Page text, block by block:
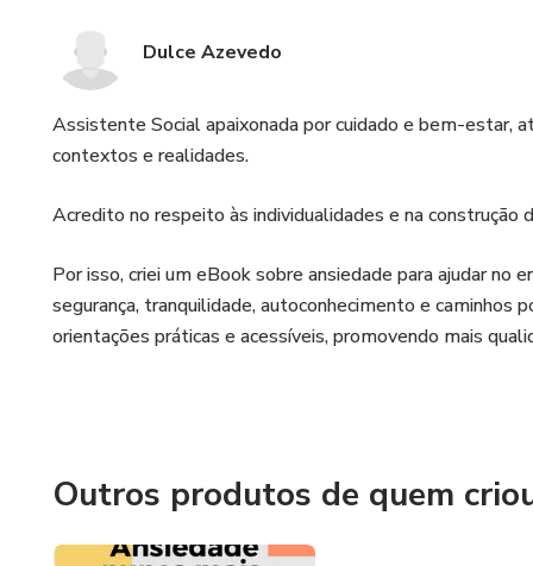
Dulce Azevedo
Assistente Social apaixonada por cuidado e bem-estar,
contextos e realidades.
Acredito no respeito às individualidades e na construção
Por isso, criei um eBook sobre ansiedade para ajudar
segurança, tranquilidade, autoconhecimento e caminhos
orientações práticas e acessíveis, promovendo mais
Outros produtos de quem